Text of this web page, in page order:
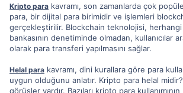
i
Kripto para kavramı, son zamanlarda çok
para, bir dijital para birimidir ve işlemleri
gerçekleştirilir. Blockchain teknolojisi,
bankasının denetiminde olmadan, kullanıcılar
olarak para transferi yapılmasını sağlar.
Helal para kavramı, dini kurallara göre para
uygun olduğunu anlatır. Kripto para helal
görüşler vardır. Bazıları kripto para kullanımının